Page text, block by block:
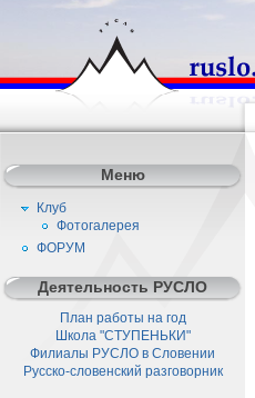
Меню
Клуб
Фотогалерея
ФОРУМ
Деятельность РУСЛО
План работы на год
Школа "СТУПЕНЬКИ"
Филиалы РУСЛО в Словении
Русско-словенский разговорник